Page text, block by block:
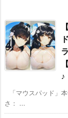
♪
「マウスパッド」
さ： ...